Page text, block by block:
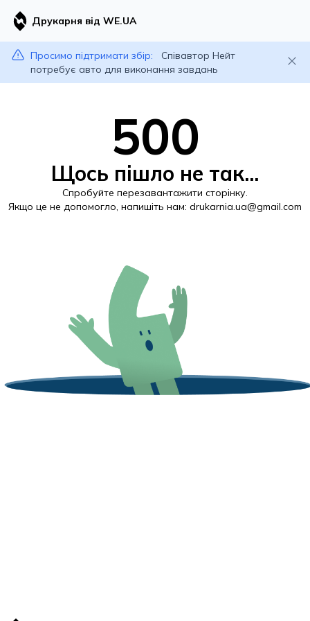
Друкарня від WE.UA
Просимо підтримати збір:
Співавтор Нейт
потребує авто для виконання завдань
500
Щось пішло не так...
Спробуйте перезавантажити сторінку.
Якщо це не допомогло, напишіть нам: drukarnia.ua@gmail.com